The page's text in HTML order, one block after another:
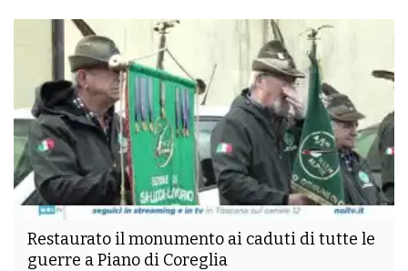
Restaurato il monumento ai caduti di tutte le
guerre a Piano di Coreglia